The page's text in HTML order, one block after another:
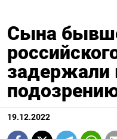
Сына
задержали
19.12.2022